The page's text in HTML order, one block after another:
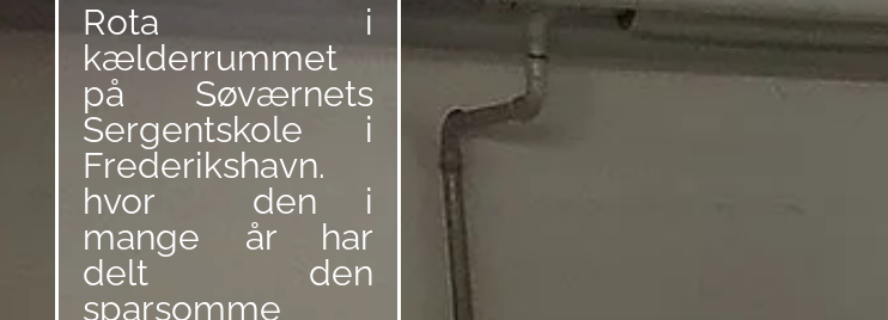
Rota i
kælderrummet
på Søværnets
Sergentskole i
Frederikshavn.
hvor den i
mange år har
delt den
sparsomme